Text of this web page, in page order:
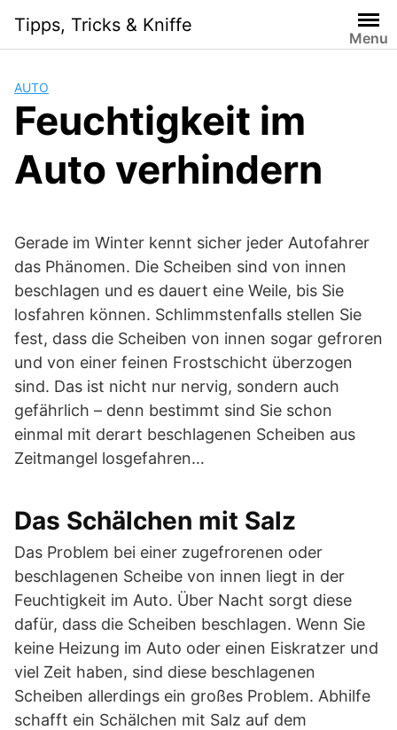
i
Tipps, Tricks & Kniffe
Menu
AUTO
Feuchtigkeit im
Auto verhindern
Gerade im Winter kennt sicher jeder Autofahrer
das Phänomen. Die Scheiben sind von innen
beschlagen und es dauert eine Weile, bis Sie
losfahren können. Schlimmstenfalls stellen Sie
fest, dass die Scheiben von innen sogar gefroren
und von einer feinen Frostschicht überzogen
sind. Das ist nicht nur nervig, sondern auch
gefährlich – denn bestimmt sind Sie schon
einmal mit derart beschlagenen Scheiben aus
Zeitmangel losgefahren…
Das Schälchen mit Salz
Das Problem bei einer zugefrorenen oder
beschlagenen Scheibe von innen liegt in der
Feuchtigkeit im Auto. Über Nacht sorgt diese
dafür, dass die Scheiben beschlagen. Wenn Sie
keine Heizung im Auto oder einen Eiskratzer und
viel Zeit haben, sind diese beschlagenen
Scheiben allerdings ein großes Problem. Abhilfe
schafft ein Schälchen mit Salz auf dem